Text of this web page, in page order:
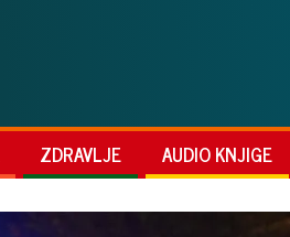
ZDRAVLJE AUDIO KNJIGE